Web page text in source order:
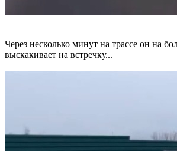
Через несколько минут на трассе он на
выскакивает на встречку...